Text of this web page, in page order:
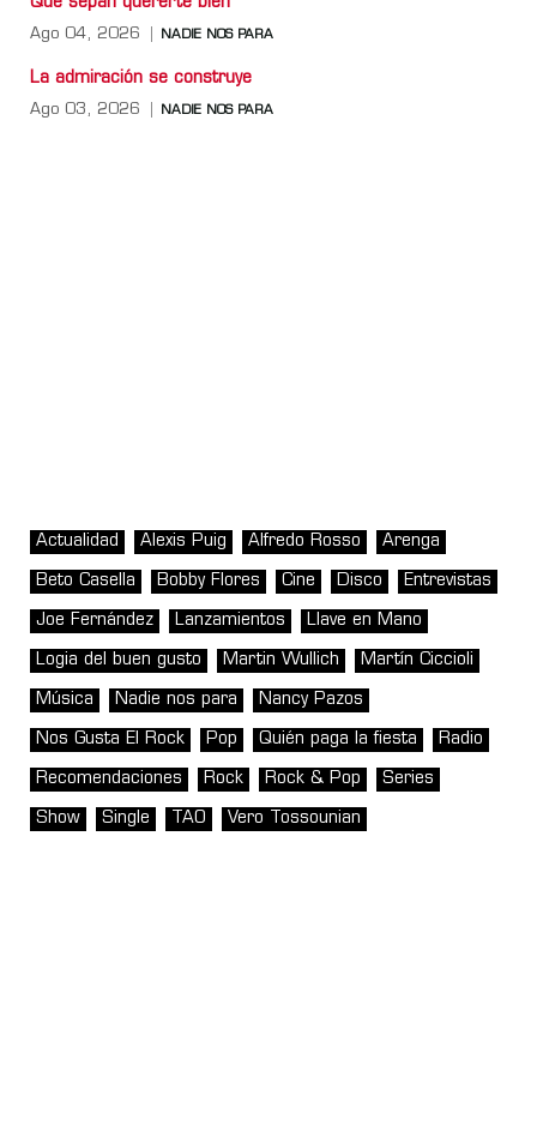
Ago 04, 2026 NADIE NOS PARA
La admiración se construye
Ago 03, 2026 NADIE NOS PARA
Actualidad Alexis Puig Alfredo Rosso Arenga
Beto Casella Bobby Flores Cine Disco Entrevistas
Joe Fernández Lanzamientos Llave en Mano
Logia del buen gusto Martin Wullich Martín Ciccioli
Música Nadie nos para Nancy Pazos
Nos Gusta El Rock Pop Quién paga la fiesta Radio
Recomendaciones Rock Rock & Pop Series
Show Single TAO Vero Tossounian